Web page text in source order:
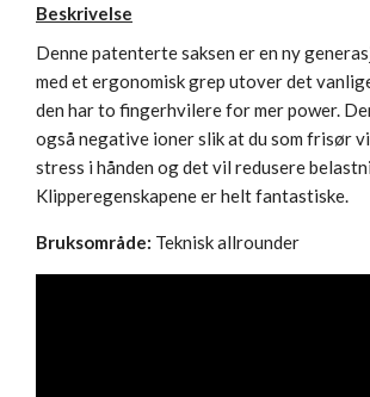
Beskrivelse
Denne patenterte saksen er en ny
med et ergonomisk grep utover det
den har to fingerhvilere for mer power.
også negative ioner slik at du som frisør
stress i hånden og det vil redusere
Klipperegenskapene er helt fantastiske.
Bruksområde: Teknisk allrounder